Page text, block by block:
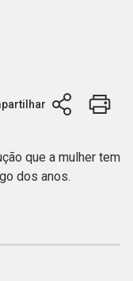
que a mulher tem
dos anos.